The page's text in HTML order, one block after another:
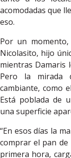
acomodadas que
eso.
Por un
Nicolasito, hijo
mientras Damaris
Pero la mirada
cambiante, como
Está poblada de
una superficie
“En esos días la
comprar el pan
primera hora,